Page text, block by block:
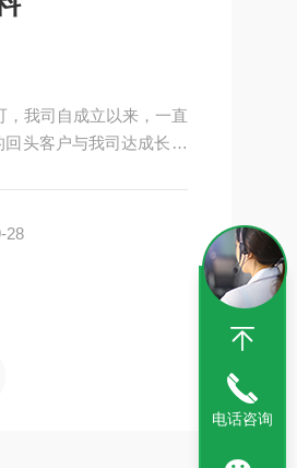
，我司自成立以来，一直
头客户与我司达成长期
28
电话咨询